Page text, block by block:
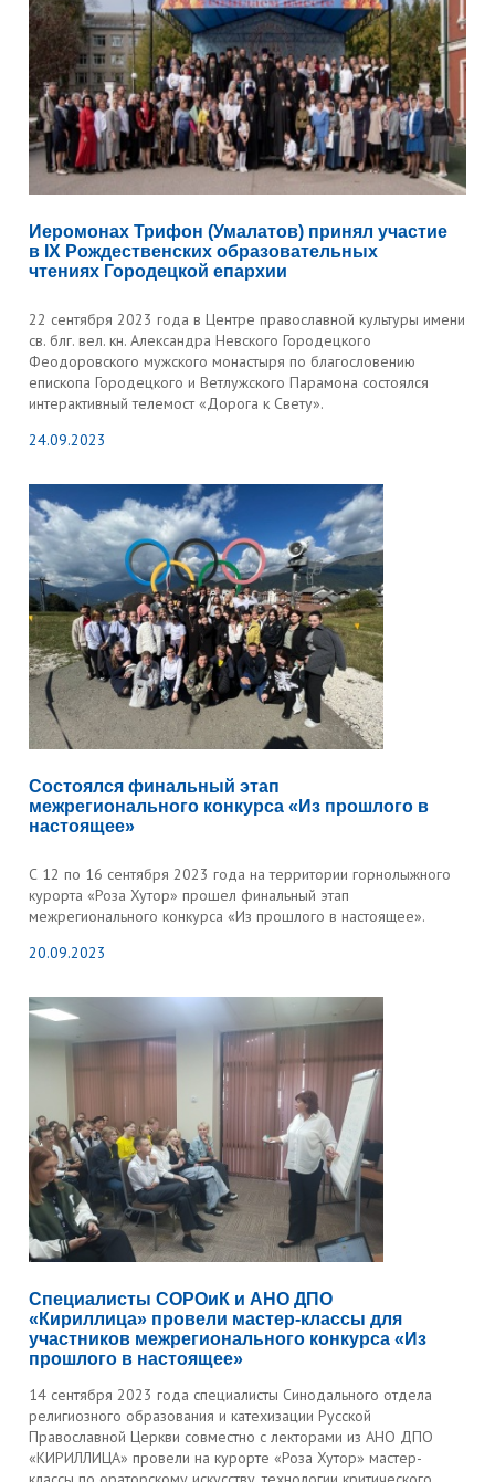
Иеромонах Трифон (Умалатов) принял участие
в IX Рождественских образовательных
чтениях Городецкой епархии
22 сентября 2023 года в Центре православной культуры имени
св. блг. вел. кн. Александра Невского Городецкого
Феодоровского мужского монастыря по благословению
епископа Городецкого и Ветлужского Парамона состоялся
интерактивный телемост «Дорога к Свету».
24.09.2023
Состоялся финальный этап
межрегионального конкурса «Из прошлого в
настоящее»
С 12 по 16 сентября 2023 года на территории горнолыжного
курорта «Роза Хутор» прошел финальный этап
межрегионального конкурса «Из прошлого в настоящее».
20.09.2023
Специалисты СОРОиК и АНО ДПО
«Кириллица» провели мастер-классы для
участников межрегионального конкурса «Из
прошлого в настоящее»
14 сентября 2023 года специалисты Синодального отдела
религиозного образования и катехизации Русской
Православной Церкви совместно с лекторами из АНО ДПО
«КИРИЛЛИЦА» провели на курорте «Роза Хутор» мастер-